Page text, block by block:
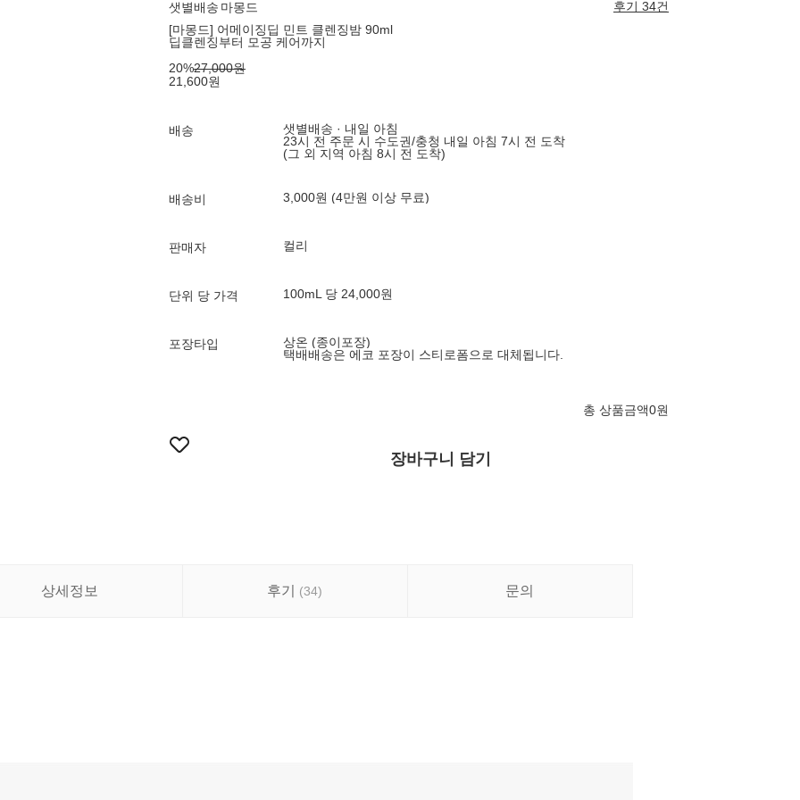
샛별배송 마몽드
후기 34건
[마몽드] 어메이징딥 민트 클렌징밤 90ml
딥클렌징부터 모공 케어까지
20%27,000원
21,600원
배송
샛별배송 · 내일 아침
23시 전 주문 시 수도권/충청 내일 아침 7시 전 도착
(그 외 지역 아침 8시 전 도착)
배송비 3,000원 (4만원 이상 무료)
판매자 컬리
단위 당 가격 100mL 당 24,000원
포장타입
상온 (종이포장)
택배배송은 에코 포장이 스티로폼으로 대체됩니다.
총 상품금액0원
장바구니 담기
상세정보 후기 (34) 문의